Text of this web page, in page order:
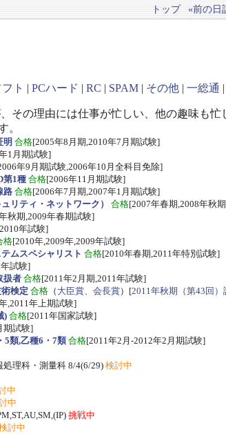
トップ «前の日
ト | PCハード | RC | SPAM | その他 | 一総通 |
その理由には仕事が忙しい、他の趣味も
。
明 合格[2005年8月期,2010年7月期試験]
1月期試験]
年9月期試験,2006年10月全科目免除]
第1種 合格[2006年11月期試験]
路合格[2006年7月期,2007年1月期試験]
リティ・ネットワーク）
合格[2007年春期,2008年秋
秋期,2009年春期試験]
年試験]
格[2010年,2009年,2009年試験]
ムスペシャリスト 合格[2010年春期,2011年特別試験]
試験]
扱者 合格[2011年2月期,2011年試験]
検定 合格 （ 大臣賞、会長賞）[2011年秋期（第43回）
,2011年上期試験]
) 合格[2011年国家試験]
期試験]
5類,乙種6・7類合格[2011年2月-2012年2月期試験]
理科・測量科 8/4(6/29)検討中
中
中
挑戦中
討中